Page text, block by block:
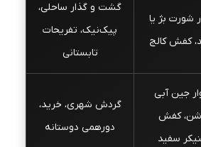
شورت بژ یا
کفش کالج
گشت و گذار ساحلی،
پیک‌نیک، تفریحات
تابستانی
جین آبی
کفش
سفید
گردش شهری، خرید،
دورهمی دوستانه